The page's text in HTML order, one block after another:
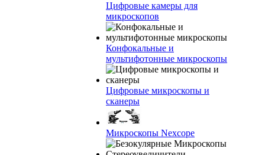
Цифровые камеры для
микроскопов
Конфокальные и
мультифотонные микроскопы
Цифровые микроскопы и
сканеры
Микроскопы Nexcope